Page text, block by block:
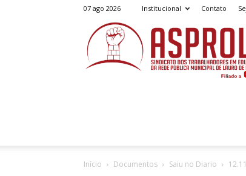
07 ago 2026 Institucional Contato
Início Documentos Saiu no Diario